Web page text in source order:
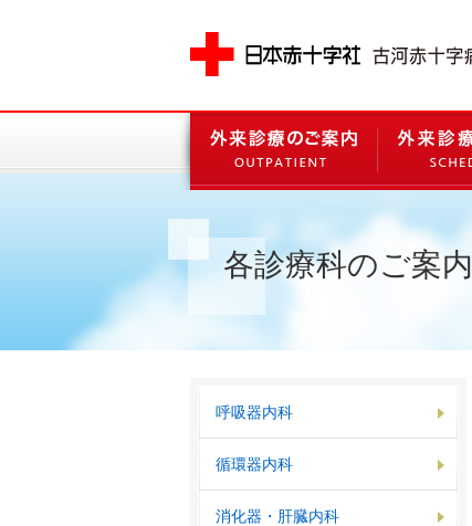
各診療科のご案内
呼吸器内科
循環器内科
消化器・肝臓内科